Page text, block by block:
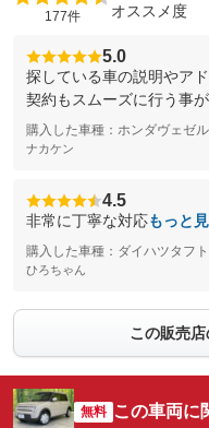
177件 オススメ度
5.0
探している車の説明やア
契約もスムーズに行う事が
購入した車種：ホンダヴェゼル
ナカケン
4.5
非常に丁寧な対応もっと
購入した車種：ダイハツタフト
ひろちゃん
この販売
無料 この車両に